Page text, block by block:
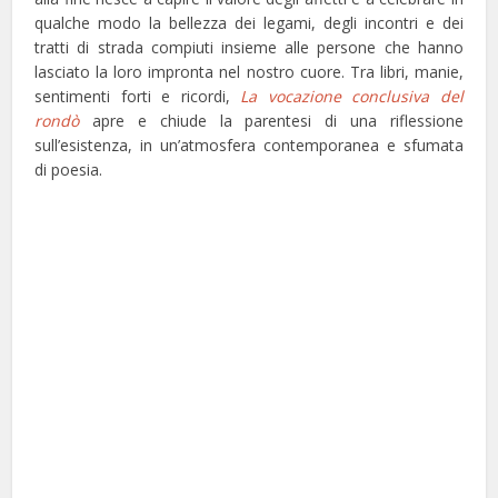
qualche modo la bellezza dei legami, degli incontri e dei
tratti di strada compiuti insieme alle persone che hanno
lasciato la loro impronta nel nostro cuore. Tra libri, manie,
sentimenti forti e ricordi, La vocazione conclusiva del
rondòapre e chiude la parentesi di una riflessione
sull’esistenza, in un’atmosfera contemporanea e sfumata
di poesia.